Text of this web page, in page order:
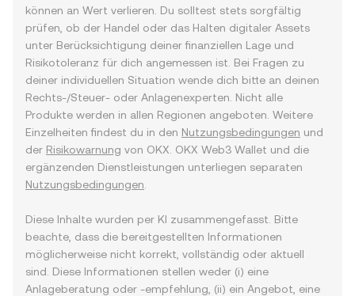
können an Wert verlieren. Du solltest stets sorgfältig
prüfen, ob der Handel oder das Halten digitaler Assets
unter Berücksichtigung deiner finanziellen Lage und
Risikotoleranz für dich angemessen ist. Bei Fragen zu
deiner individuellen Situation wende dich bitte an deinen
Rechts-/Steuer- oder Anlagenexperten. Nicht alle
Produkte werden in allen Regionen angeboten. Weitere
Einzelheiten findest du in den Nutzungsbedingungen und
der Risikowarnung von OKX. OKX Web3 Wallet und die
ergänzenden Dienstleistungen unterliegen separaten
Nutzungsbedingungen
Diese Inhalte wurden per KI zusammengefasst. Bitte
beachte, dass die bereitgestellten Informationen
möglicherweise nicht korrekt, vollständig oder aktuell
sind. Diese Informationen stellen weder (i) eine
Anlageberatung oder -empfehlung, (ii) ein Angebot, eine